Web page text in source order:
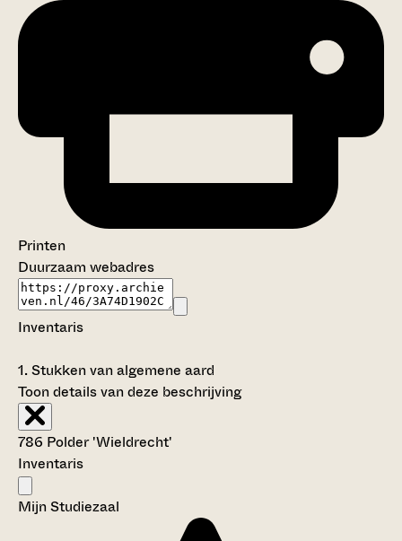
Printen
Duurzaam webadres
Inventaris
1.Stukken van algemene aard
Toon details van deze beschrijving
786 Polder 'Wieldrecht'
Inventaris
Mijn Studiezaal